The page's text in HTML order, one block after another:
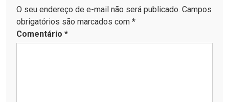
O seu endereço de e-mail não será publicado. Campos
obrigatórios são marcados com *
Comentário *